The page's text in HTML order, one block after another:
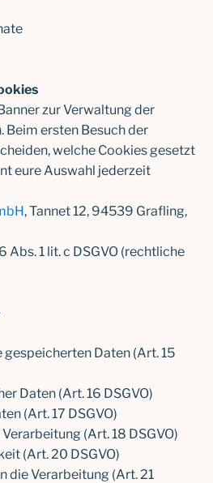
zur Verwaltung der
Beim ersten Besuch der
welche Cookies gesetzt
eure Auswahl jederzeit
, Tannet 12, 94539 Grafling,
Abs. 1 lit. c DSGVO (rechtliche
Daten (Art. 15
Daten (Art. 16 DSGVO)
(Art. 17 DSGVO)
(Art. 18 DSGVO)
(Art. 20 DSGVO)
die Verarbeitung (Art. 21